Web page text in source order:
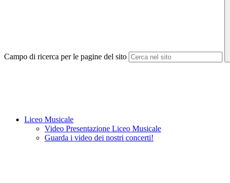
Campo di ricerca per le pagine del sito
Liceo Musicale
Video Presentazione Liceo Musicale
Guarda i video dei nostri concerti!